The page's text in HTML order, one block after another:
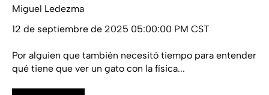
Miguel Ledezma
12 de septiembre de 2025 05:00:00 PM CST
Por alguien que también necesitó tiempo para entender
qué tiene que ver un gato con la física...